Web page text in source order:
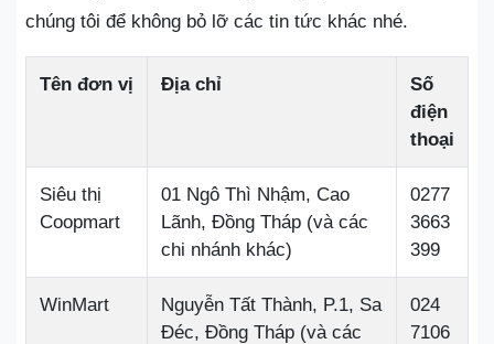
chúng tôi để không bỏ lỡ các tin tức khác nhé.
Tên đơn vị Địa chỉ
Số
điện
thoại
Siêu thị
Coopmart
01 Ngô Thì Nhậm, Cao
Lãnh, Đồng Tháp (và các
chi nhánh khác)
0277
3663
399
WinMart
Nguyễn Tất Thành, P.1, Sa
Đéc, Đồng Tháp (và các
024
7106